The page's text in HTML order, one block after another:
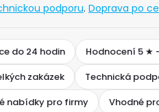
podporu. Doprava po
do 24 hodin Hodnocení 5 ★
zakázek
Technická
nabídky pro firmy
Vhodné